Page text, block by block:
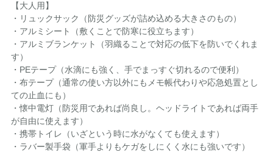
【大人用】
・リュックサック（防災グッズが詰め込める大きさのもの）
・アルミシート（敷くことで防寒に役立ちます）
・アルミブランケット（羽織ることで対応の低下を防いでくれま
す）
・PEテープ（水滴にも強く、手でまっすぐ切れるので便利）
・布テープ（通常の使い方以外にもメモ帳代わりや応急処置とし
ての止血にも）
・懐中電灯（防災用であれば尚良し。ヘッドライトであれば両手
が自由に使えます）
・携帯トイレ（いざという時に水がなくても使えます）
・ラバー製手袋（軍手よりもケガをしにくく水にも強いです）